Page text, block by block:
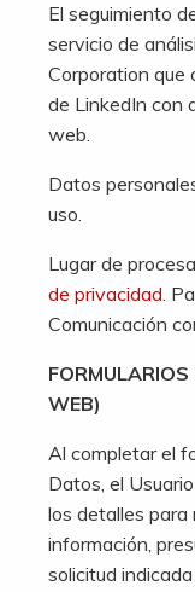
El seguimiento
servicio de
Corporation que
de LinkedIn con
web.
Datos
uso.
Lugar de
de privacidad.
Comunicación
WEB)
Al completar el
Datos, el
los detalles para
información,
solicitud